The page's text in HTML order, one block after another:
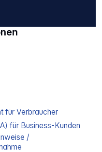
für Verbraucher
für Business-Kunden
/